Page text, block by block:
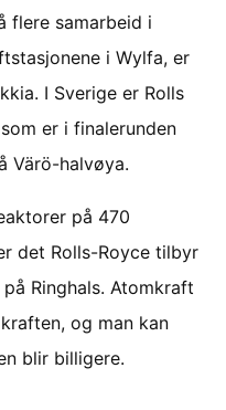
flere samarbeid i
i Wylfa, er
I Sverige er Rolls
er i finalerunden
Värö-halvøya.
på 470
det Rolls-Royce tilbyr
Ringhals. Atomkraft
og man kan
blir billigere.